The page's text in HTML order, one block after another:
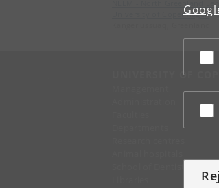
NEEM - North Greenland
University of Copenhagen
UNIVERSITY OF